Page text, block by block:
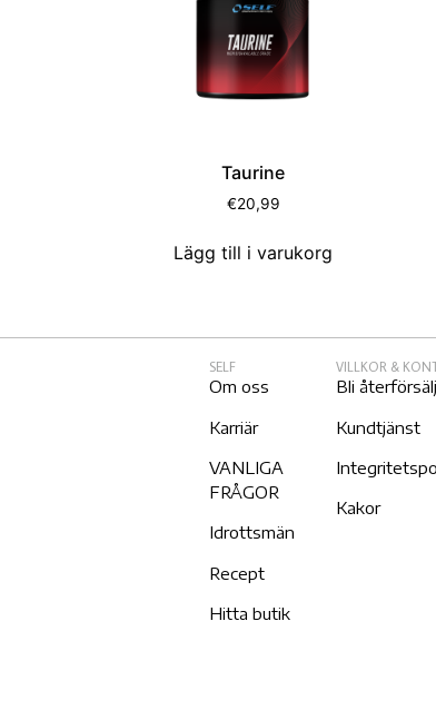
Taurine
€20,99
Lägg till i varukorg
SELF
Om oss
Karriär
VANLIGA
FRÅGOR
Idrottsmän
Recept
Hitta butik
VILLKOR &
Bli
Kundtjänst
Kakor